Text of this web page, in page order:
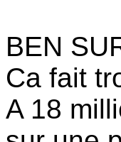
BEN
Ca fait
A 18